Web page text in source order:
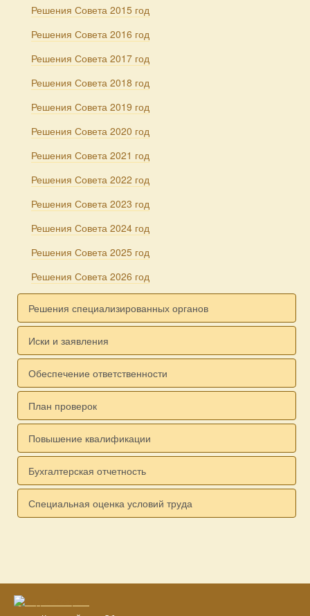
Решения Совета 2015 год
Решения Совета 2016 год
Решения Совета 2017 год
Решения Совета 2018 год
Решения Совета 2019 год
Решения Совета 2020 год
Решения Совета 2021 год
Решения Совета 2022 год
Решения Совета 2023 год
Решения Совета 2024 год
Решения Совета 2025 год
Решения Совета 2026 год
Решения специализированных органов
Иски и заявления
Обеспечение ответственности
План проверок
Повышение квалификации
Бухгалтерская отчетность
Специальная оценка условий труда